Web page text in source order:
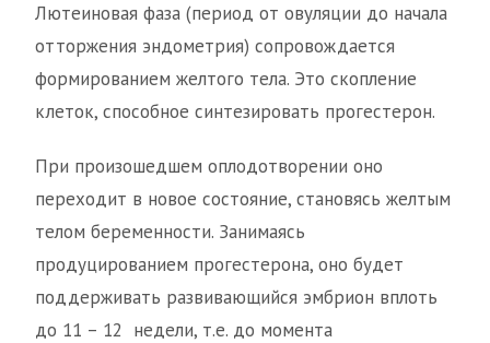
Лютеиновая фаза (период от овуляции до начала
отторжения эндометрия) сопровождается
формированием желтого тела. Это скопление
клеток, способное синтезировать прогестерон.
При произошедшем оплодотворении оно
переходит в новое состояние, становясь желтым
телом беременности. Занимаясь
продуцированием прогестерона, оно будет
поддерживать развивающийся эмбрион вплоть
до 11 – 12 недели, т.е. до момента